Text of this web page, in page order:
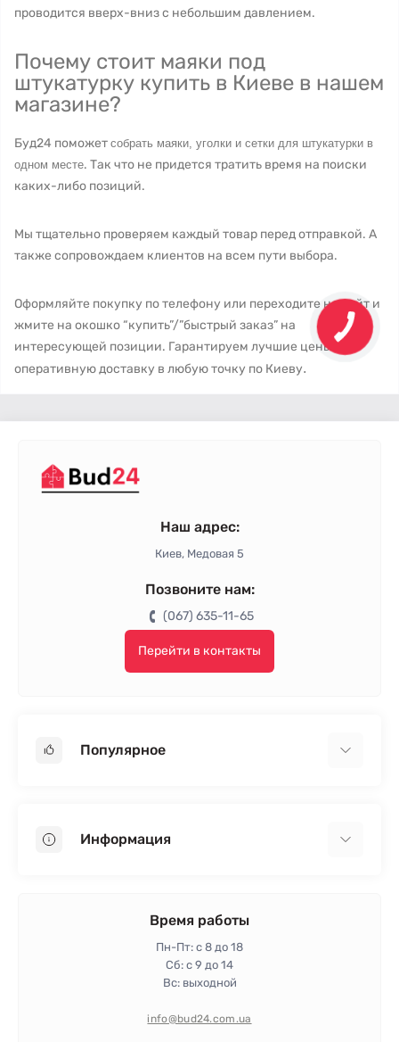
проводится вверх-вниз с небольшим давлением.
Почему стоит маяки под
штукатурку купить в Киеве в нашем
магазине?
Буд24 поможет собрать маяки, уголки и сетки для штукатурки в
одном месте. Так что не придется тратить время на поиски
каких-либо позиций.
Мы тщательно проверяем каждый товар перед отправкой. А
также сопровождаем клиентов на всем пути выбора.
Оформляйте покупку по телефону или переходите на сайт и
жмите на окошко “купить”/”быстрый заказ” на
интересующей позиции. Гарантируем лучшие цены и
оперативную доставку в любую точку по Киеву.
Наш адрес:
Киев, Медовая 5
Позвоните нам:
(067) 635-11-65
Перейти в контакты
Популярное
Пенопласт
Информация
Политика конфиденциальности
Время работы
Пн-Пт: с 8 до 18
Сб: с 9 до 14
Вс: выходной
info@bud24.com.ua